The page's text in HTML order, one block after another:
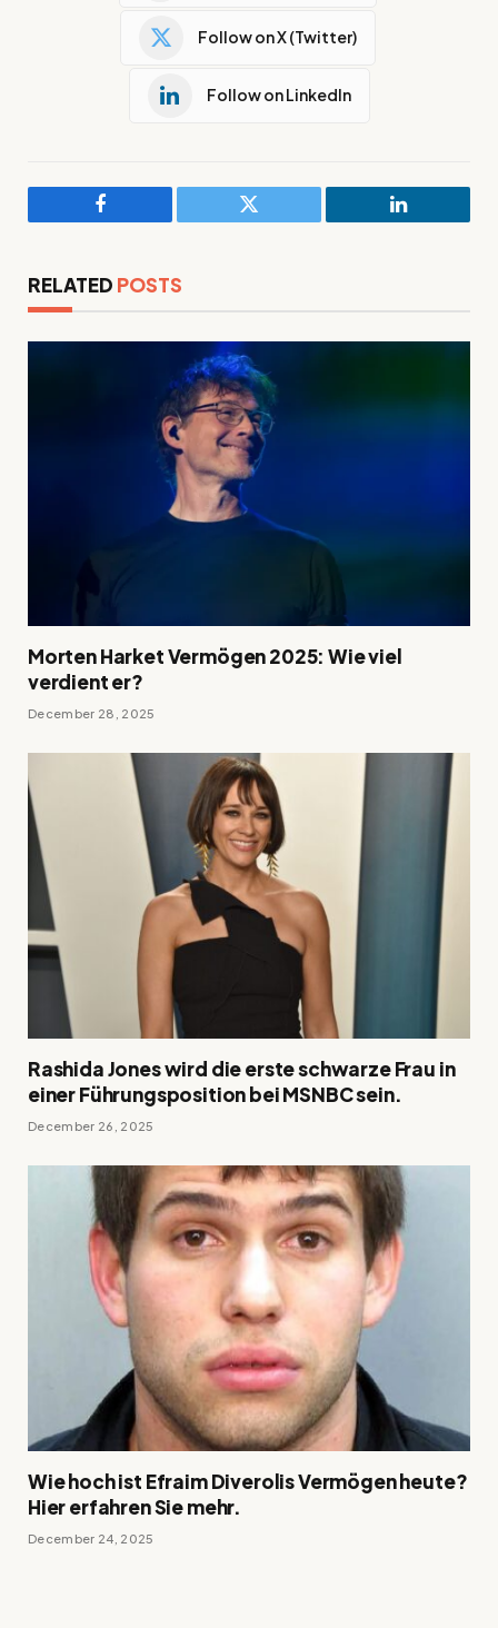
Follow on X (Twitter)
Follow on LinkedIn
Facebook Twitter LinkedIn
RELATED POSTS
Morten Harket Vermögen 2025: Wie viel
verdient er?
December 28, 2025
Rashida Jones wird die erste schwarze Frau in
einer Führungsposition bei MSNBC sein.
December 26, 2025
Wie hoch ist Efraim Diverolis Vermögen heute?
Hier erfahren Sie mehr.
December 24, 2025